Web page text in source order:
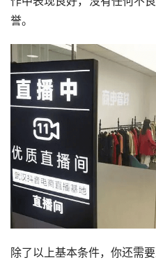
誉。
除了以上基本条件，你还需